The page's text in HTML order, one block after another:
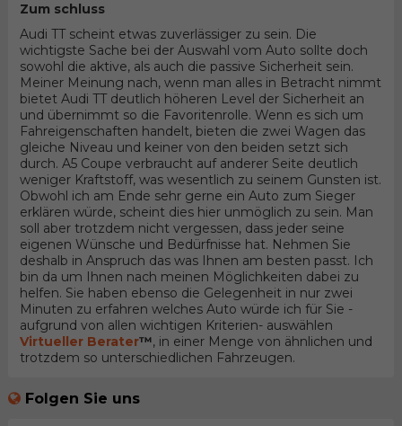
Zum schluss
Audi TT scheint etwas zuverlässiger zu sein. Die
wichtigste Sache bei der Auswahl vom Auto sollte doch
sowohl die aktive, als auch die passive Sicherheit sein.
Meiner Meinung nach, wenn man alles in Betracht nimmt
bietet Audi TT deutlich höheren Level der Sicherheit an
und übernimmt so die Favoritenrolle. Wenn es sich um
Fahreigenschaften handelt, bieten die zwei Wagen das
gleiche Niveau und keiner von den beiden setzt sich
durch. A5 Coupe verbraucht auf anderer Seite deutlich
weniger Kraftstoff, was wesentlich zu seinem Gunsten ist.
Obwohl ich am Ende sehr gerne ein Auto zum Sieger
erklären würde, scheint dies hier unmöglich zu sein. Man
soll aber trotzdem nicht vergessen, dass jeder seine
eigenen Wünsche und Bedürfnisse hat. Nehmen Sie
deshalb in Anspruch das was Ihnen am besten passt. Ich
bin da um Ihnen nach meinen Möglichkeiten dabei zu
helfen. Sie haben ebenso die Gelegenheit in nur zwei
Minuten zu erfahren welches Auto würde ich für Sie -
aufgrund von allen wichtigen Kriterien- auswählen
Virtueller Berater™, in einer Menge von ähnlichen und
trotzdem so unterschiedlichen Fahrzeugen.
Folgen Sie uns